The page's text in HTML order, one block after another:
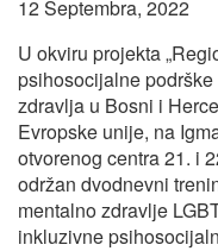
12 Septembra, 2022
U okviru projekta
psihosocijalne
zdravlja u Bosni i
Evropske unije, na
otvorenog centra 21. i
održan dvodnevni
mentalno zdravlje
inkluzivne